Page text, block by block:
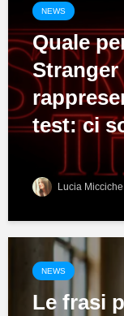
NEWS
Quale
test: ci
Lucia Micciche
NEWS
Le frasi